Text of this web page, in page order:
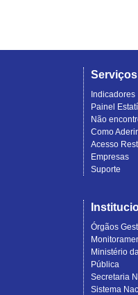
Serviços
Indicadores
Painel
Não
Como
Acesso
Empresas
Suporte
Órgãos
Ministério
Pública
Secretaria
Sistema